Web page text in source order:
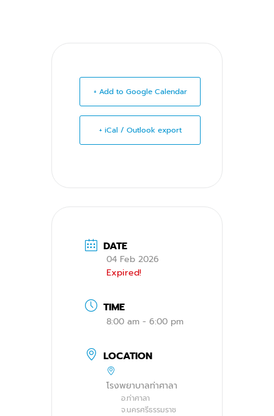
+ Add to Google Calendar
+ iCal / Outlook export
DATE
04 Feb 2026
Expired!
TIME
8:00 am - 6:00 pm
LOCATION
โรงพยาบาลท่าศาลา
อ.ท่าศาลา
จ.นครศรีธรรมราช